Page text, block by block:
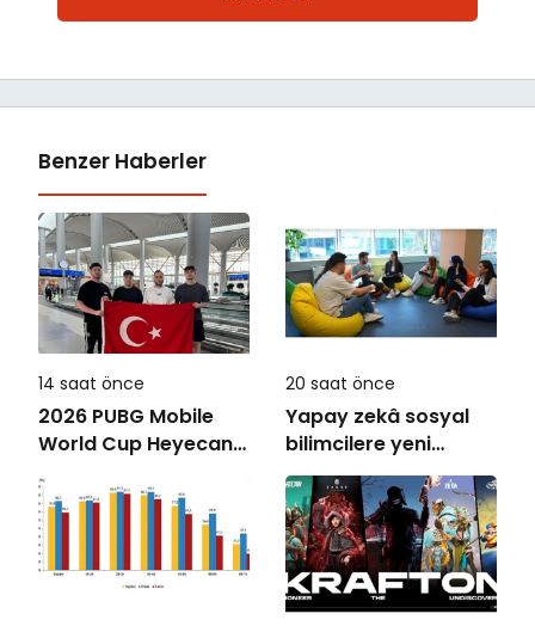
Benzer Haberler
14 saat önce
2026 PUBG Mobile
World Cup Heyecanı
Paris’te Başlıyor
20 saat önce
Yapay zekâ sosyal
bilimcilere yeni
kariyer kapıları
açıyor!